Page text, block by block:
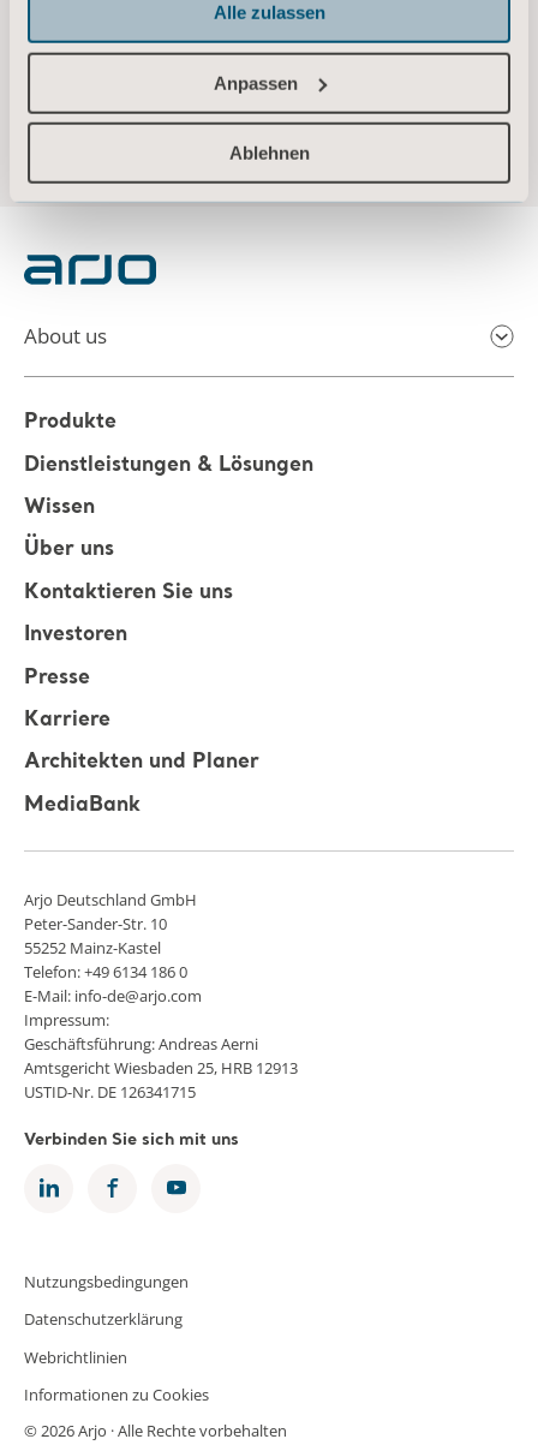
Alle zulassen
Anpassen
Ablehnen
Arjo announces date for 2024 Q1 report and
conference call
About us
Produkte
Dienstleistungen & Lösungen
Wissen
Über uns
Kontaktieren Sie uns
Investoren
Presse
Karriere
Architekten und Planer
MediaBank
Arjo Deutschland GmbH
Peter-Sander-Str. 10
55252 Mainz-Kastel
Telefon: +49 6134 186 0
E-Mail: info-de@arjo.com
Impressum:
Geschäftsführung: Andreas Aerni
Amtsgericht Wiesbaden 25, HRB 12913
USTID-Nr. DE 126341715
Verbinden Sie sich mit uns
Nutzungsbedingungen
Datenschutzerklärung
Webrichtlinien
Informationen zu Cookies
© 2026 Arjo · Alle Rechte vorbehalten